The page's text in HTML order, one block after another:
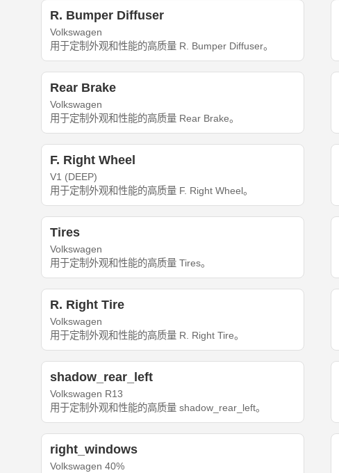
R. Bumper Diffuser
Volkswagen
用于定制外观和性能的高质量 R. Bumper Diffuser。
Rear Brake
Volkswagen
用于定制外观和性能的高质量 Rear Brake。
F. Right Wheel
V1 (DEEP)
用于定制外观和性能的高质量 F. Right Wheel。
Tires
Volkswagen
用于定制外观和性能的高质量 Tires。
R. Right Tire
Volkswagen
用于定制外观和性能的高质量 R. Right Tire。
shadow_rear_left
Volkswagen R13
用于定制外观和性能的高质量 shadow_rear_left。
right_windows
Volkswagen 40%